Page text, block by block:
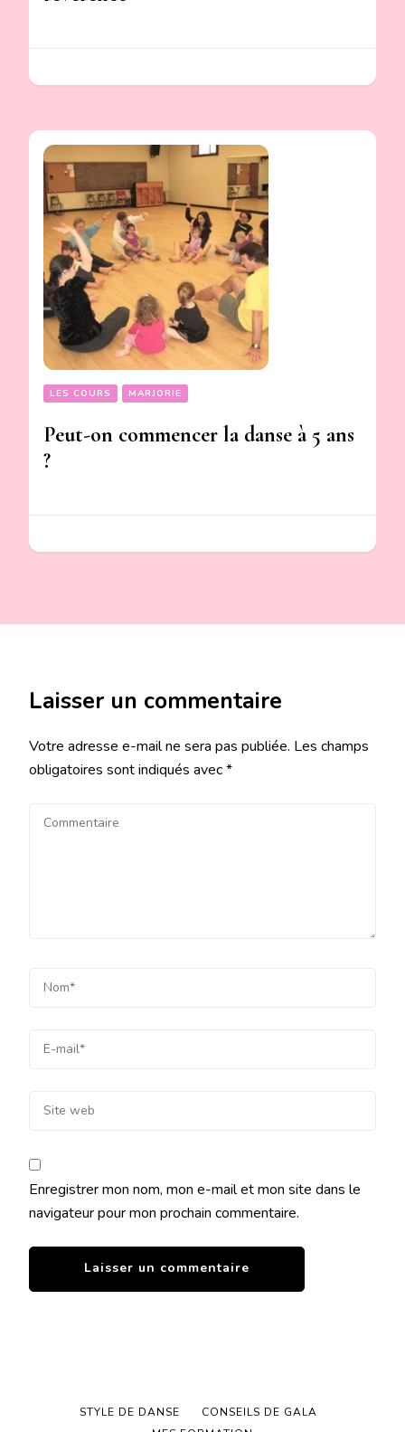
LES COURS MARJORIE
Peut-on commencer la danse à 5 ans
?
Laisser un commentaire
Votre adresse e-mail ne sera pas publiée. Les champs
obligatoires sont indiqués avec*
Enregistrer mon nom, mon e-mail et mon site dans le
navigateur pour mon prochain commentaire.
STYLE DE DANSE
CONSEILS DE GALA